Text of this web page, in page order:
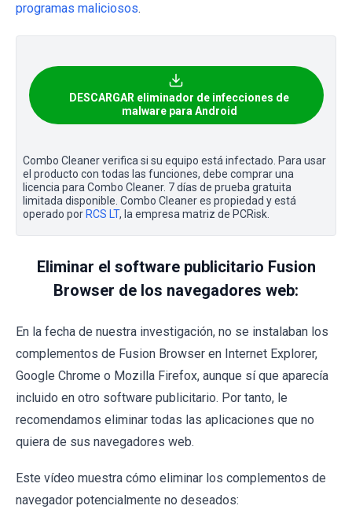
programas maliciosos.
DESCARGAR eliminador de infecciones de
malware para Android
Combo Cleaner verifica si su equipo está infectado. Para usar
el producto con todas las funciones, debe comprar una
licencia para Combo Cleaner. 7 días de prueba gratuita
limitada disponible. Combo Cleaner es propiedad y está
operado por RCS LT, la empresa matriz de PCRisk.
Eliminar el software publicitario Fusion
Browser de los navegadores web:
En la fecha de nuestra investigación, no se instalaban los
complementos de Fusion Browser en Internet Explorer,
Google Chrome o Mozilla Firefox, aunque sí que aparecía
incluido en otro software publicitario. Por tanto, le
recomendamos eliminar todas las aplicaciones que no
quiera de sus navegadores web.
Este vídeo muestra cómo eliminar los complementos de
navegador potencialmente no deseados: